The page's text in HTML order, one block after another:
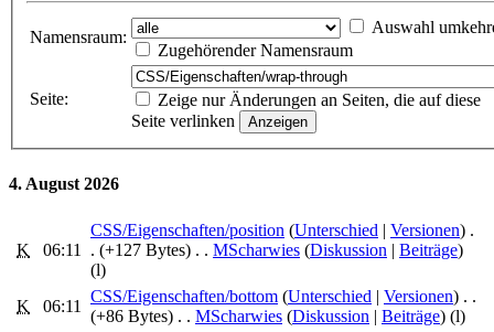
Namensraum:
Auswahl
Zugehörender Namensraum
Seite:
Zeige nur Änderungen an Seiten, die auf diese
Seite verlinken
4. August 2026
K 06:11
CSS/Eigenschaften/position ‎ (Unterschied | Versionen) .
. (+127 Bytes) . . MScharwies (Diskussion | Beiträge)
(l)
K 06:11
CSS/Eigenschaften/bottom ‎ (Unterschied | Versionen) . .
(+86 Bytes) . . MScharwies (Diskussion | Beiträge) (l)